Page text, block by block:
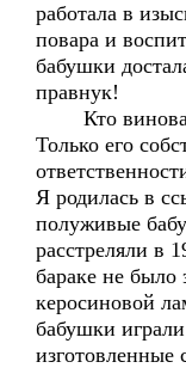
работала в
повара и
бабушки
правнук!
Кто виноват
Только его
Я родилась в
полуживые
расстреляли в
бараке не было
керосиновой
бабушки
изготовленные